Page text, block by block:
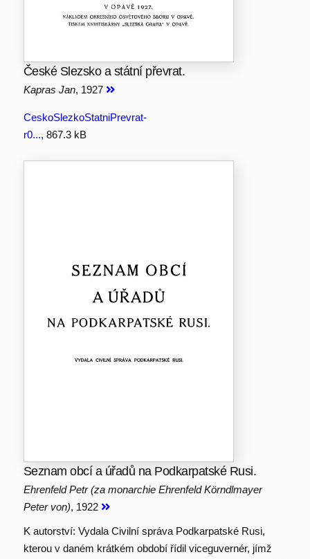
České Slezsko a státní převrat.
Kapras Jan, 1927
CeskoSlezkoStatniPrevrat-
r0..., 867.3 kB
Seznam obcí a úřadů na Podkarpatské Rusi.
Ehrenfeld Petr (za monarchie Ehrenfeld Körndlmayer
Peter von), 1922
K autorství: Vydala Civilní správa Podkarpatské Rusi,
kterou v daném krátkém období řídil viceguvernér, jímž